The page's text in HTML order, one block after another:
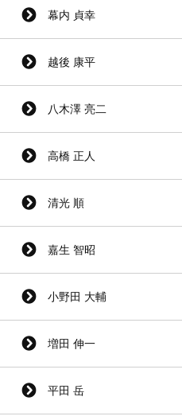
幕内 貞幸
越後 康平
八木澤 亮二
高橋 正人
清光 順
嘉生 智昭
小野田 大輔
増田 伸一
平田 岳